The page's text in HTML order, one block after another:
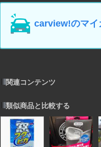
carview!のマイ
関連コンテンツ
類似商品と比較する